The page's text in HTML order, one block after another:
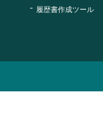
履歴書作成ツール